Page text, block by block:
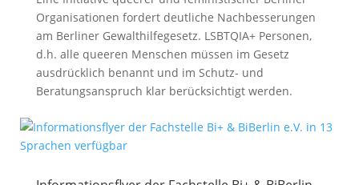
Organisationen fordert deutliche Nachbesserungen
am Berliner Gewalthilfegesetz. LSBTQIA+ Personen,
d.h. alle queeren Menschen müssen im Gesetz
ausdrücklich benannt und im Schutz- und
Beratungsanspruch klar berücksichtigt werden.